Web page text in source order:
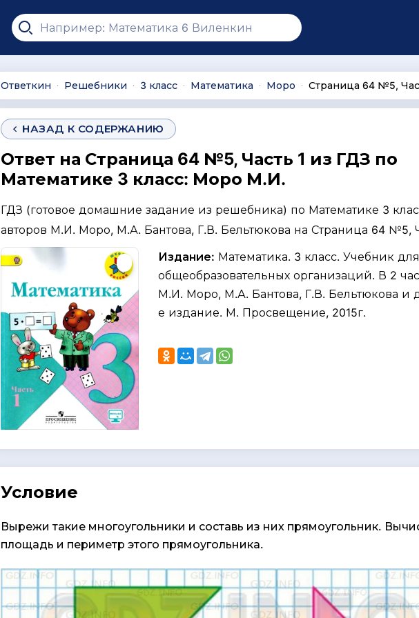
Ответкин ∙ Решебники ∙ 3 класс ∙ Математика ∙ Моро ∙ Страница 64 №5,
НАЗАД К СОДЕРЖАНИЮ
Ответ на Страница 64 №5, Часть 1 из ГДЗ по
Математике 3 класс: Моро М.И.
ГДЗ (готовое домашние задание из решебника) по Математике 3
авторов М.И. Моро, М.А. Бантова, Г.В. Бельтюкова на Страница 64 №5,
Издание: Математика. 3 класс. Учебник для
общеобразовательных организаций. В 2
М.И. Моро, М.А. Бантова, Г.В. Бельтюкова и
е издание. М. Просвещение, 2015г.
Условие
Вырежи такие многоугольники и составь из них прямоугольник.
площадь и периметр этого прямоугольника.